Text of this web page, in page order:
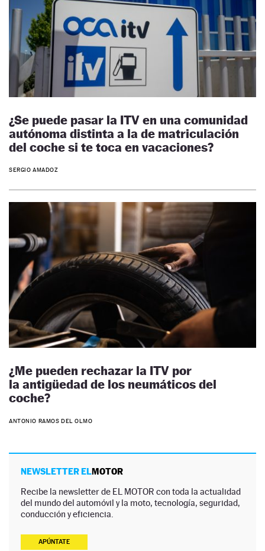
¿Se puede pasar la ITV en una comunidad
autónoma distinta a la de matriculación
del coche si te toca en vacaciones?
SERGIO AMADOZ
¿Me pueden rechazar la ITV por
la antigüedad de los neumáticos del
coche?
ANTONIO RAMOS DEL OLMO
NEWSLETTER ELMOTOR
Recibe la newsletter de EL MOTOR con toda la actualidad
del mundo del automóvil y la moto, tecnología, seguridad,
conducción y eficiencia.
APÚNTATE